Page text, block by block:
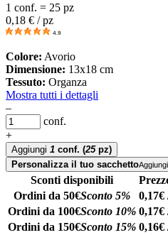
1 conf. = 25 pz
0,18 € / pz
4.9
Colore: Avorio
Dimensione: 13x18 cm
Tessuto: Organza
Mostra tutti i dettagli
–
conf.
+
Aggiungi 1 conf. (25pz)
Personalizza il tuo sacchetto
Sconti disponibili
Ordini da 50€Sconto 5%
0,17€
Ordini da 100€Sconto 10% 0,17€
Ordini da 150€Sconto 15% 0,16€